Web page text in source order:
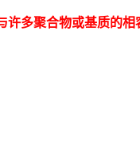
许多聚合物或基质的